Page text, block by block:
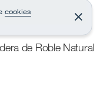
cookies
C
e
r
a
r
de Roble Natural